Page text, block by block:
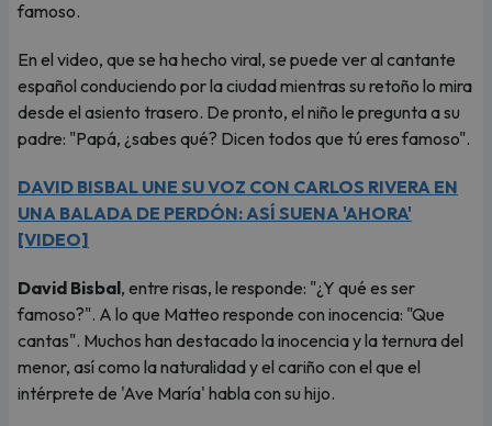
famoso.
En el video, que se ha hecho viral, se puede ver al cantante
español conduciendo por la ciudad mientras su retoño lo mira
desde el asiento trasero. De pronto, el niño le pregunta a su
padre: "Papá, ¿sabes qué? Dicen todos que tú eres famoso".
DAVID BISBAL UNE SU VOZ CON CARLOS RIVERA EN
UNA BALADA DE PERDÓN: ASÍ SUENA 'AHORA'
[VIDEO]
David Bisbal, entre risas, le responde: "¿Y qué es ser
famoso?". A lo que Matteo responde con inocencia: "Que
cantas". Muchos han destacado la inocencia y la ternura del
menor, así como la naturalidad y el cariño con el que el
intérprete de 'Ave María' habla con su hijo.